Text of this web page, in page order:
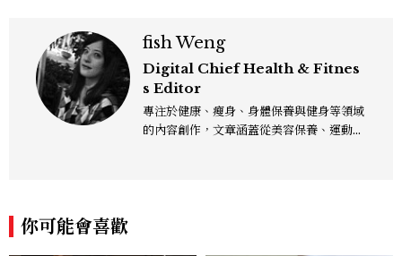
fish Weng
Digital Chief Health & Fitnes
s Editor
專注於健康、瘦身、身體保養與健身等領域
的內容創作，文章涵蓋從美容保養、運動健
你可能會喜歡